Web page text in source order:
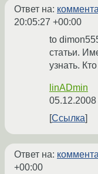
Ответ на:
20:05:27 +00:00
to
статьи.
узнать.
linADmin
Ссылка
Ответ на:
+00:00